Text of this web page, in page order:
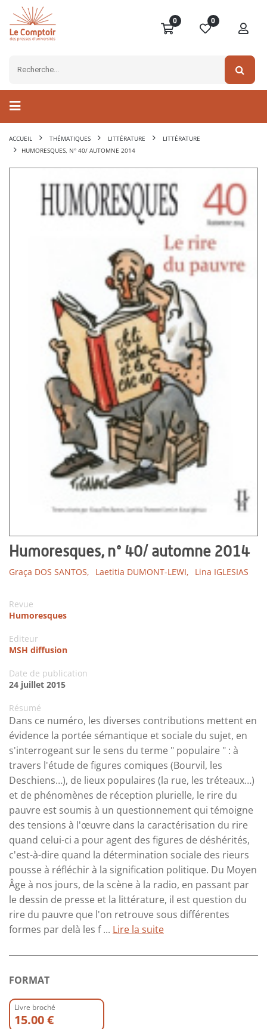
0 0
ACCUEIL THÉMATIQUES LITTÉRATURE
LITTÉRATURE
HUMORESQUES, N° 40/ AUTOMNE 2014
Humoresques, n° 40/ automne 2014
Graça DOS SANTOS, Laetitia DUMONT-LEWI, Lina IGLESIAS
Revue
Humoresques
Editeur
MSH diffusion
Date de publication
24 juillet 2015
Résumé
Dans ce numéro, les diverses contributions mettent en
évidence la portée sémantique et sociale du sujet, en
s'interrogeant sur le sens du terme " populaire " : à
travers l'étude de figures comiques (Bourvil, les
Deschiens…), de lieux populaires (la rue, les tréteaux…)
et de phénomènes de réception plurielle, le rire du
pauvre est soumis à un questionnement qui témoigne
des tensions à l'œuvre dans la caractérisation du rire
quand celui-ci a pour agent des figures de déshérités,
c'est-à-dire quand la détermination sociale des rieurs
pousse à réfléchir à la signification politique. Du Moyen
Âge à nos jours, de la scène à la radio, en passant par
le dessin de presse et la littérature, il est question du
rire du pauvre que l'on retrouve sous différentes
formes par delà les f ... Lire la suite
FORMAT
Livre broché
15.00 €